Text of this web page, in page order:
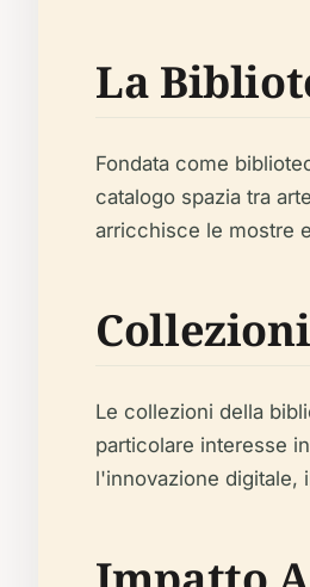
La
Fondata come
catalogo spazia tra
arricchisce le mostre
Le collezioni della
particolare interesse
l'innovazione digitale,